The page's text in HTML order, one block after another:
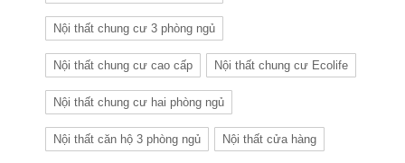
Nội thất chung cư 3 phòng ngủ
Nội thất chung cư cao cấp Nội thất chung cư Ecolife
Nội thất chung cư hai phòng ngủ
Nội thất căn hộ 3 phòng ngủ Nội thất cửa hàng